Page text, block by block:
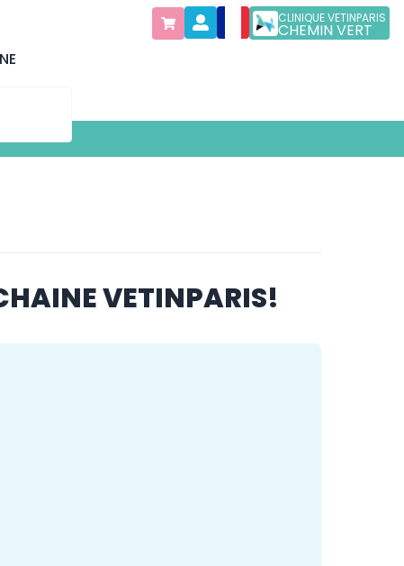
CLINIQUE VETINPARIS
CHEMIN VERT
VETINPARIS!